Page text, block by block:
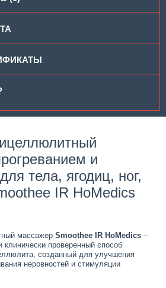
и
тела, ягодиц, ног,
IR HoMedics
массажер Smoothee IR HoMedics –
клинически проверенный способ
созданный для улучшения
неровностей и стимуляции